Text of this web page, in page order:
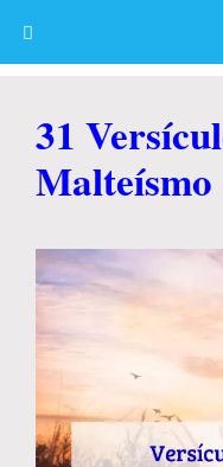
31
Malteísmo